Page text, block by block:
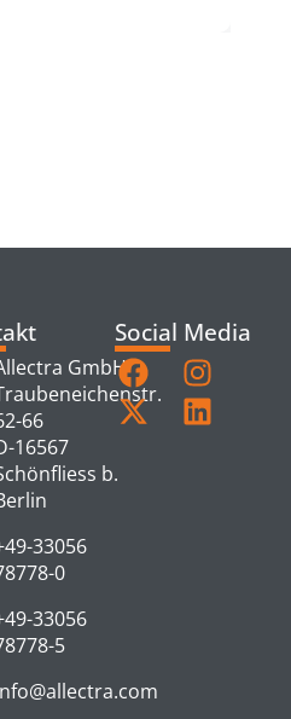
GmbH
66
16567
b.
33056
0
33056
5
Social Media